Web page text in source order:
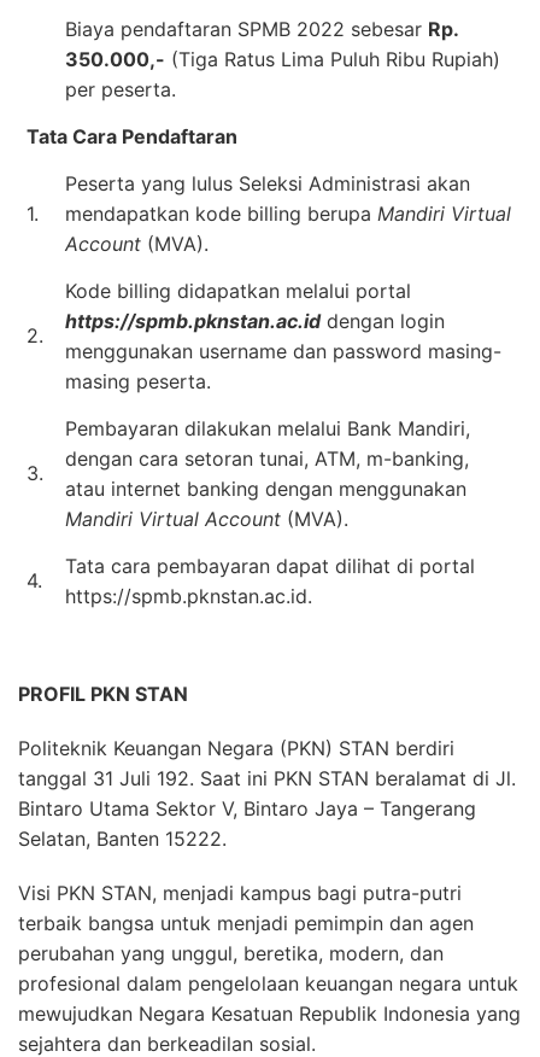
Biaya pendaftaran SPMB 2022 sebesar Rp.
350.000,- (Tiga Ratus Lima Puluh Ribu Rupiah)
per peserta.
Tata Cara Pendaftaran
1.
Peserta yang lulus Seleksi Administrasi akan
mendapatkan kode billing berupa Mandiri Virtual
Account (MVA).
2.
Kode billing didapatkan melalui portal
https://spmb.pknstan.ac.iddengan login
menggunakan username dan password masing-
masing peserta.
3.
Pembayaran dilakukan melalui Bank Mandiri,
dengan cara setoran tunai, ATM, m-banking,
atau internet banking dengan menggunakan
Mandiri Virtual Account (MVA).
4.
Tata cara pembayaran dapat dilihat di portal
https://spmb.pknstan.ac.id.
PROFIL PKN STAN
Politeknik Keuangan Negara (PKN) STAN berdiri
tanggal 31 Juli 192. Saat ini PKN STAN beralamat di Jl.
Bintaro Utama Sektor V, Bintaro Jaya – Tangerang
Selatan, Banten 15222.
Visi PKN STAN, menjadi kampus bagi putra-putri
terbaik bangsa untuk menjadi pemimpin dan agen
perubahan yang unggul, beretika, modern, dan
profesional dalam pengelolaan keuangan negara untuk
mewujudkan Negara Kesatuan Republik Indonesia yang
sejahtera dan berkeadilan sosial.